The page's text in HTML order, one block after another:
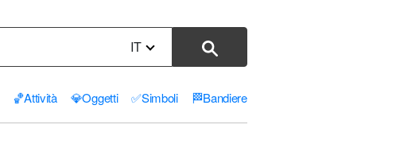
IT
🏀Attività 💎Oggetti ✅Simboli 🏁Bandiere